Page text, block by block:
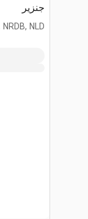
جنزير
NLD